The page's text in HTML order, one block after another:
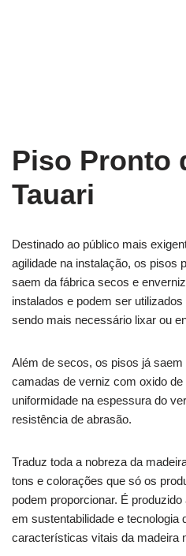
Piso Pronto
Tauari
Destinado ao público mais
agilidade na instalação, os pisos
saem da fábrica secos e
instalados e podem ser
sendo mais necessário lixar ou
Além de secos, os pisos já
camadas de verniz com oxido
uniformidade na espessura do
resistência de abrasão.
Traduz toda a nobreza da
tons e colorações que só os
podem proporcionar. É
em sustentabilidade e tecnologia
características vitais da madeira